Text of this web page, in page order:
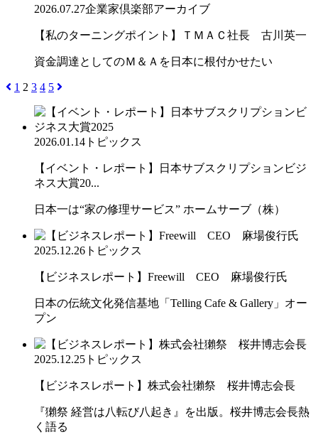
2026.07.27企業家倶楽部アーカイブ
【私のターニングポイント】ＴＭＡＣ社長 古川英一
資金調達としてのＭ＆Ａを日本に根付かせたい
1 2 3 4 5
2026.01.14 トピックス
【イベント・レポート】日本サブスクリプションビジ
ネス大賞20...
日本一は“家の修理サービス” ホームサーブ（株）
2025.12.26 トピックス
【ビジネスレポート】Freewill CEO 麻場俊行氏
日本の伝統文化発信基地「Telling Cafe & Gallery」オー
プン
2025.12.25 トピックス
【ビジネスレポート】株式会社獺祭 桜井博志会長
『獺祭 経営は八転び八起き』を出版。桜井博志会長熱
く語る